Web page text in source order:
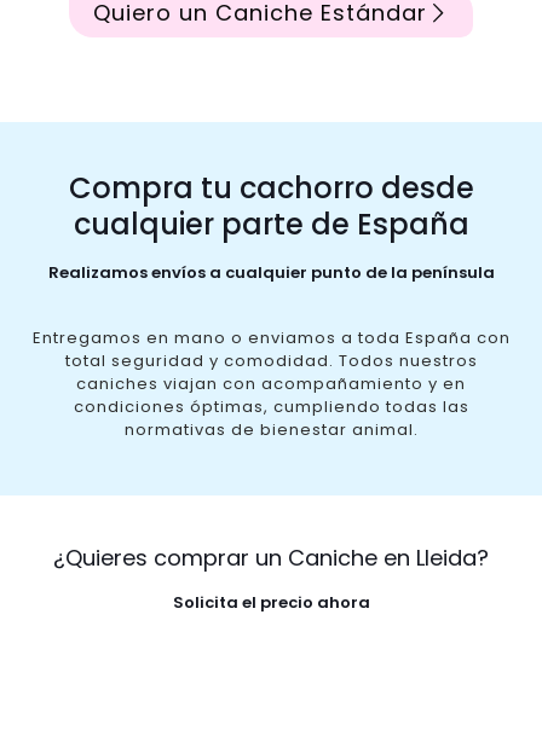
Quiero un Caniche Estándar
Compra tu cachorro desde
cualquier parte de España
Realizamos envíos a cualquier punto de la península
Entregamos en mano o enviamos a toda España con
total seguridad y comodidad. Todos nuestros
caniches viajan con acompañamiento y en
condiciones óptimas, cumpliendo todas las
normativas de bienestar animal.
¿Quieres comprar un Caniche en Lleida?
Solicita el precio ahora